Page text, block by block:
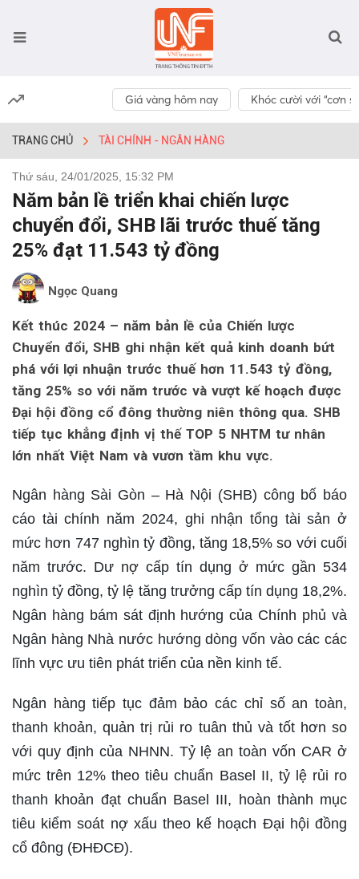
Giá vàng hôm nay Khóc cười với “cơn
TRANG CHỦ TÀI CHÍNH - NGÂN HÀNG
Thứ sáu, 24/01/2025, 15:32 PM
Năm bản lề triển khai chiến lược
chuyển đổi, SHB lãi trước thuế tăng
25% đạt 11.543 tỷ đồng
Ngọc Quang
Kết thúc 2024 – năm bản lề của Chiến lược
Chuyển đổi, SHB ghi nhận kết quả kinh doanh bứt
phá với lợi nhuận trước thuế hơn 11.543 tỷ đồng,
tăng 25% so với năm trước và vượt kế hoạch được
Đại hội đồng cổ đông thường niên thông qua. SHB
tiếp tục khẳng định vị thế TOP 5 NHTM tư nhân
lớn nhất Việt Nam và vươn tầm khu vực.
Ngân hàng Sài Gòn – Hà Nội (SHB) công bố báo
cáo tài chính năm 2024, ghi nhận tổng tài sản ở
mức hơn 747 nghìn tỷ đồng, tăng 18,5% so với cuối
năm trước. Dư nợ cấp tín dụng ở mức gần 534
nghìn tỷ đồng, tỷ lệ tăng trưởng cấp tín dụng 18,2%.
Ngân hàng bám sát định hướng của Chính phủ và
Ngân hàng Nhà nước hướng dòng vốn vào các các
lĩnh vực ưu tiên phát triển của nền kinh tế.
Ngân hàng tiếp tục đảm bảo các chỉ số an toàn,
thanh khoản, quản trị rủi ro tuân thủ và tốt hơn so
với quy định của NHNN. Tỷ lệ an toàn vốn CAR ở
mức trên 12% theo tiêu chuẩn Basel II, tỷ lệ rủi ro
thanh khoản đạt chuẩn Basel III, hoàn thành mục
tiêu kiểm soát nợ xấu theo kế hoạch Đại hội đồng
cổ đông (ĐHĐCĐ).